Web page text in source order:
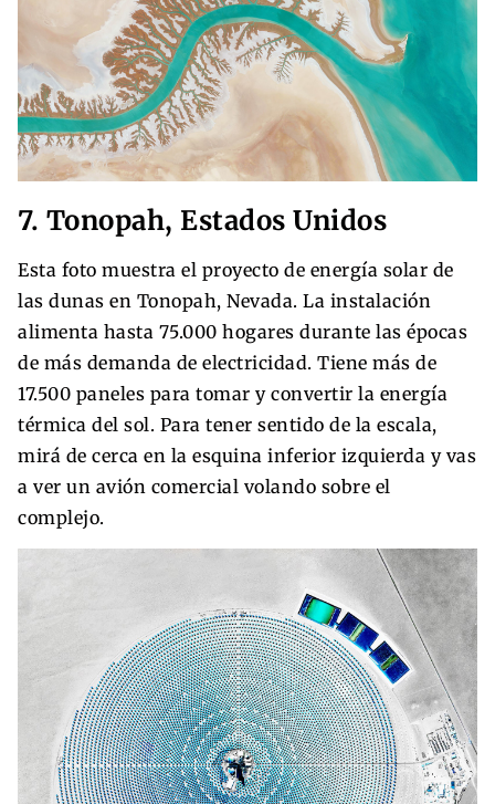
7. Tonopah, Estados Unidos
Esta foto muestra el proyecto de energía solar de
las dunas en Tonopah, Nevada. La instalación
alimenta hasta 75.000 hogares durante las épocas
de más demanda de electricidad. Tiene más de
17.500 paneles para tomar y convertir la energía
térmica del sol. Para tener sentido de la escala,
mirá de cerca en la esquina inferior izquierda y vas
a ver un avión comercial volando sobre el
complejo.